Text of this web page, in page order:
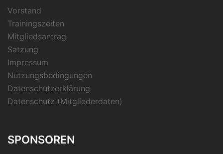
Vorstand
Trainingszeiten
Mitgliedsantrag
Satzung
Impressum
Nutzungsbedingungen
Datenschutzerklärung
Datenschutz (Mitgliederdaten)
SPONSOREN